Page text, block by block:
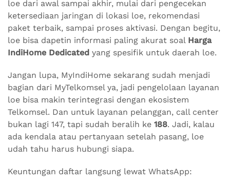
loe dari awal sampai akhir, mulai dari pengecekan
ketersediaan jaringan di lokasi loe, rekomendasi
paket terbaik, sampai proses aktivasi. Dengan begitu,
loe bisa dapetin informasi paling akurat soal Harga
IndiHome Dedicated yang spesifik untuk daerah loe.
Jangan lupa, MyIndiHome sekarang sudah menjadi
bagian dari MyTelkomsel ya, jadi pengelolaan layanan
loe bisa makin terintegrasi dengan ekosistem
Telkomsel. Dan untuk layanan pelanggan, call center
bukan lagi 147, tapi sudah beralih ke 188. Jadi, kalau
ada kendala atau pertanyaan setelah pasang, loe
udah tahu harus hubungi siapa.
Keuntungan daftar langsung lewat WhatsApp: